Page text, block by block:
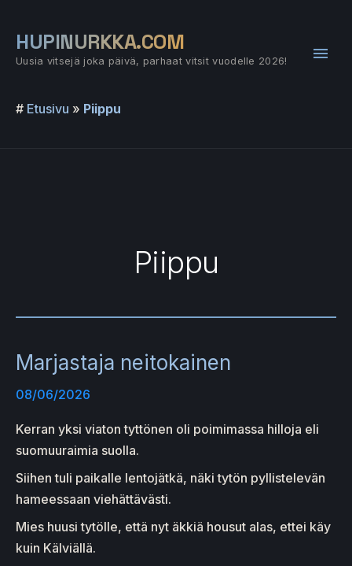
sisältöön
HUPINURKKA.COM
Uusia vitsejä joka päivä, parhaat vitsit vuodelle 2026!
# Etusivu » Piippu
Piippu
Marjastaja neitokainen
08/06/2026
Kerran yksi viaton tyttönen oli poimimassa hilloja eli
suomuuraimia suolla.
Siihen tuli paikalle lentojätkä, näki tytön pyllistelevän
hameessaan viehättävästi.
Mies huusi tytölle, että nyt äkkiä housut alas, ettei käy
kuin Kälviällä.